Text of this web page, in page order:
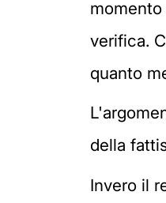
verifica.
quanto
della
Invero il